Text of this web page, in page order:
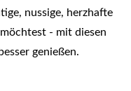
nussige, herzhafte
- mit diesen
genießen.